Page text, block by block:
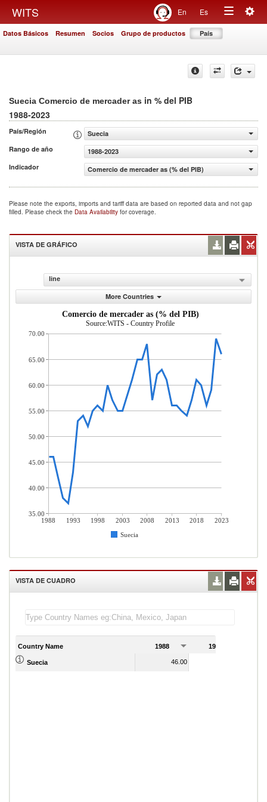
WITS En Es
Toggle
Datos Básicos Resumen Socios Grupo de productos País
Suecia Comercio de mercader as in % del PIB
1988-2023
País/Región
Suecia
Rango de año
1988-2023
Indicador
Comercio de mercader as (% del PIB)
Please note the exports, imports and tariff data are based on reported data and not gap
filled. Please check the Data Availability for coverage.
VISTA DE GRÁFICO
line
More Countries
Comercio de mercader as (% del PIB)
Source:WITS - Country Profile
1988 1993 1998 2003 2008 2013 2018
2023
Suecia
70.00
65.00
60.00
55.00
50.00
45.00
40.00
35.00
VISTA DE CUADRO
Country Name 1988 1989
Suecia 46.00